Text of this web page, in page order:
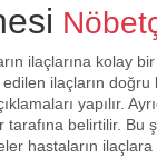
ilaçlarına kolay
ilaçların
yapılır.
tarafına belirtilir.
hastaların